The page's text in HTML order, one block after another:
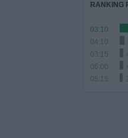
RANKING
03:10
03:15
06:00
05:15